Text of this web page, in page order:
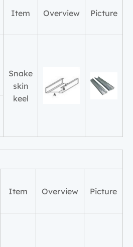
Picture
Overview
Item
Snake
skin
keel
Picture
Overview
Item